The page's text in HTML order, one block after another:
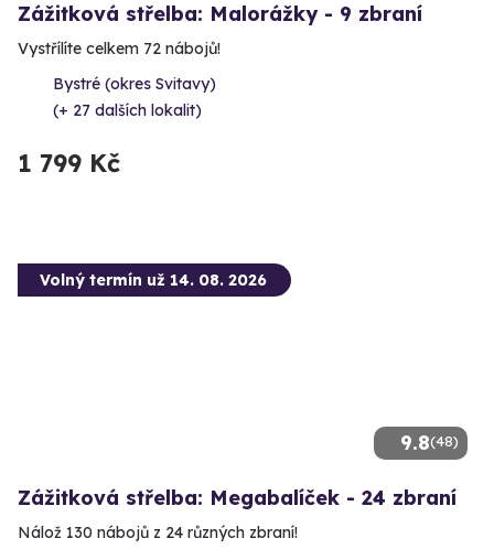
Zážitková střelba: Malorážky - 9 zbraní
Vystřílíte celkem 72 nábojů!
Bystré (okres Svitavy)
(+ 27 dalších lokalit)
1 799 Kč
9.8(48)
Volný termín už 14. 08. 2026
Zážitková střelba: Megabalíček - 24 zbraní
Nálož 130 nábojů z 24 různých zbraní!